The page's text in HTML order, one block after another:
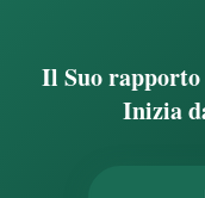
Il Suo rapporto
Inizia